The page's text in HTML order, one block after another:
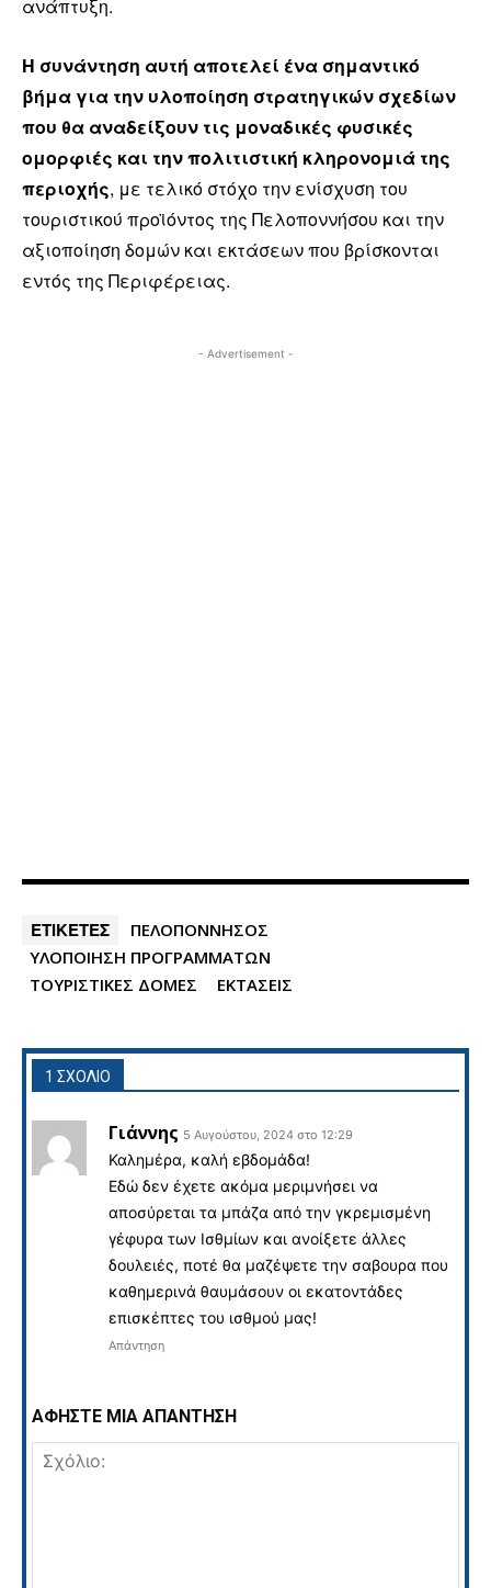
ανάπτυξη.
Η συνάντηση αυτή αποτελεί ένα σημαντικό
βήμα για την υλοποίηση στρατηγικών σχεδίων
που θα αναδείξουν τις μοναδικές φυσικές
ομορφιές και την πολιτιστική κληρονομιά της
περιοχής, με τελικό στόχο την ενίσχυση του
τουριστικού προϊόντος της Πελοποννήσου και την
αξιοποίηση δομών και εκτάσεων που βρίσκονται
εντός της Περιφέρειας.
- Advertisement -
ΕΤΙΚΕΤΕΣ
ΠΕΛΟΠΟΝΝΗΣΟΣ
ΥΛΟΠΟΙΗΣΗ ΠΡΟΓΡΑΜΜΑΤΩΝ
ΤΟΥΡΙΣΤΙΚΕΣ ΔΟΜΕΣ
ΕΚΤΑΣΕΙΣ
1 ΣΧΟΛΙΟ
Γιάννης 5 Αυγούστου, 2024 στο 12:29
Καλημέρα, καλή εβδομάδα!
Εδώ δεν έχετε ακόμα μεριμνήσει να
αποσύρεται τα μπάζα από την γκρεμισμένη
γέφυρα των Ισθμίων και ανοίξετε άλλες
δουλειές, ποτέ θα μαζέψετε την σαβουρα που
καθημερινά θαυμάσουν οι εκατοντάδες
επισκέπτες του ισθμού μας!
Απάντηση
ΑΦΗΣΤΕ ΜΙΑ ΑΠΑΝΤΗΣΗ